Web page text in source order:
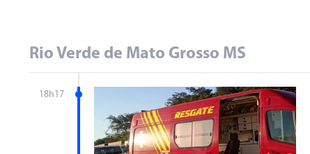
Rio Verde de Mato Grosso MS
18h17